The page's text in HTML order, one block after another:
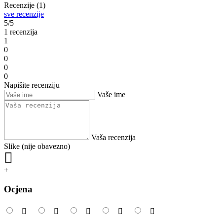
Recenzije (1)
sve recenzije
5/5
1 recenzija
1
0
0
0
0
Napišite recenziju
Vaše ime
Vaša recenzija
Slike (nije obavezno)
+
Ocjena